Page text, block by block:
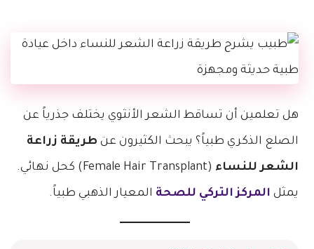
هل تعلمين أن تساقط الشعر الأنثوي يختلف جذرياً عن
الصلع الذكري طبياً؟ يبحث الكثيرون عن طريقة زراعة
الشعر للنساء (Female Hair Transplant) كحل نهائي.
يمثل المركز التركي للصحة المعيار الذهبي طبياً.